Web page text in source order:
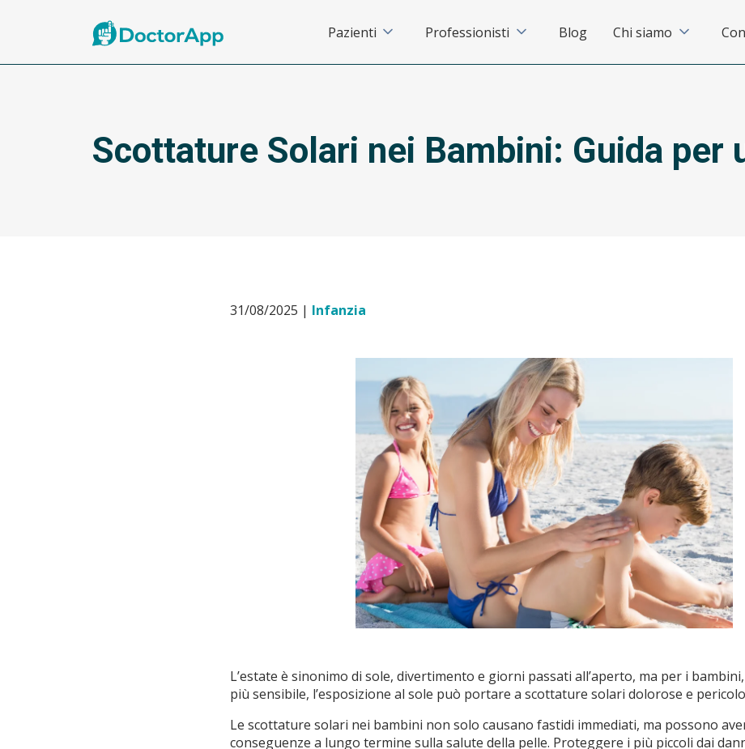
Pazienti Professionisti Blog Chi siamo
Scottature Solari nei Bambini: Guida per
31/08/2025 | Infanzia
L’estate è sinonimo di sole, divertimento e giorni passati all’aperto, ma per i
più sensibile, l’esposizione al sole può portare a scottature solari dolorose e
Le scottature solari nei bambini non solo causano fastidi immediati, ma possono
conseguenze a lungo termine sulla salute della pelle. Proteggere i più piccoli dai